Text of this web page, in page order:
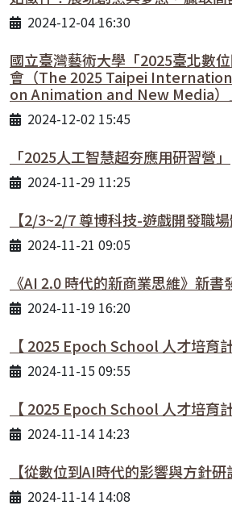
2024-12-04 16:30
國立臺灣藝術大學「2025臺北數
會（The 2025 Taipei
on Animation and New Media）
2024-12-02 15:45
「2025人工智慧超夯應用研習營」
2024-11-29 11:25
【2/3~2/7 尊博科技-遊戲開發職場
2024-11-21 09:05
《AI 2.0 時代的新商業思維》新
2024-11-19 16:20
【 2025 Epoch School 人才培育計
2024-11-15 09:55
【 2025 Epoch School 人才培育計
2024-11-14 14:23
【從數位到AI時代的影響與方針研
2024-11-14 14:08